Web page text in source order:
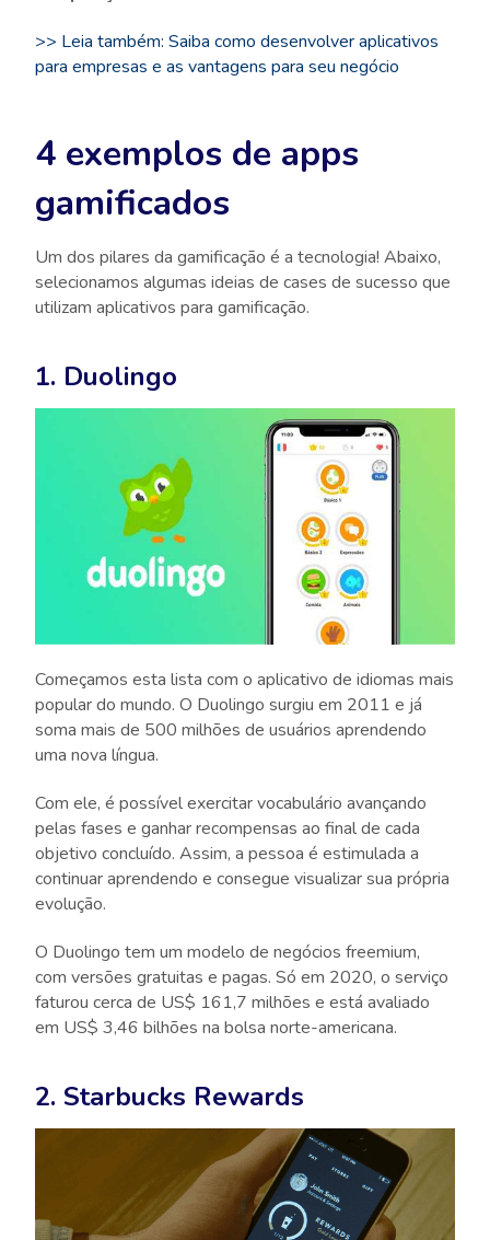
>> Leia também: Saiba como desenvolver aplicativos
para empresas e as vantagens para seu negócio
4 exemplos de apps
gamificados
Um dos pilares da gamificação é a tecnologia! Abaixo,
selecionamos algumas ideias de cases de sucesso que
utilizam aplicativos para gamificação.
1. Duolingo
Começamos esta lista com o aplicativo de idiomas mais
popular do mundo. O Duolingo surgiu em 2011 e já
soma mais de 500 milhões de usuários aprendendo
uma nova língua.
Com ele, é possível exercitar vocabulário avançando
pelas fases e ganhar recompensas ao final de cada
objetivo concluído. Assim, a pessoa é estimulada a
continuar aprendendo e consegue visualizar sua própria
evolução.
O Duolingo tem um modelo de negócios freemium,
com versões gratuitas e pagas. Só em 2020, o serviço
faturou cerca de US$ 161,7 milhões e está avaliado
em US$ 3,46 bilhões na bolsa norte-americana.
2. Starbucks Rewards